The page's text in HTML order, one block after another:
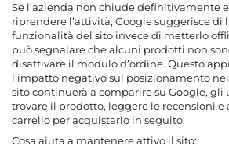
Se l’azienda non chiude definitivamente
riprendere l’attività, Google suggerisce di
funzionalità del sito invece di metterlo
può segnalare che alcuni prodotti non
disattivare il modulo d’ordine. Questo
l’impatto negativo sul posizionamento
sito continuerà a comparire su Google,
trovare il prodotto, leggere le recensioni
carrello per acquistarlo in seguito.
Cosa aiuta a mantenere attivo il sito: